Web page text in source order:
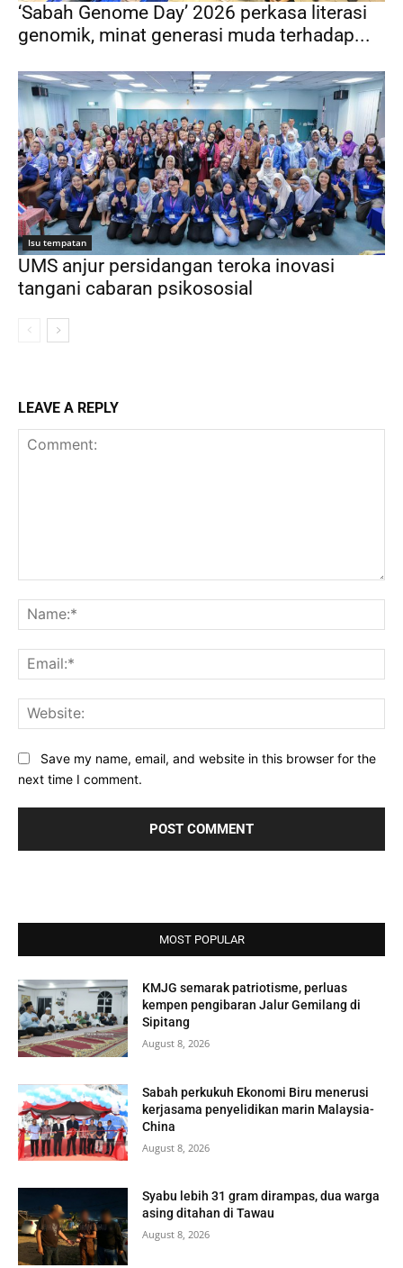
‘Sabah Genome Day’ 2026 perkasa literasi
genomik, minat generasi muda terhadap...
Isu tempatan
UMS anjur persidangan teroka inovasi
tangani cabaran psikososial
LEAVE A REPLY
Save my name, email, and website in this browser for the
next time I comment.
MOST POPULAR
KMJG semarak patriotisme, perluas
kempen pengibaran Jalur Gemilang di
Sipitang
August 8, 2026
Sabah perkukuh Ekonomi Biru menerusi
kerjasama penyelidikan marin Malaysia-
China
August 8, 2026
Syabu lebih 31 gram dirampas, dua warga
asing ditahan di Tawau
August 8, 2026